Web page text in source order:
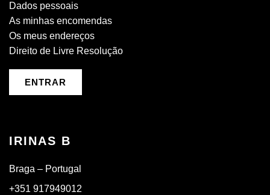
Dados pessoais
As minhas encomendas
Os meus endereços
Direito de Livre Resolução
ENTRAR
IRINAS B
Braga – Portugal
+351 917949012